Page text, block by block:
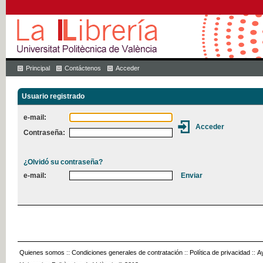
Principal Contáctenos Acceder
Usuario registrado
e-mail:
Contraseña:
¿Olvidó su contraseña?
e-mail:
Quienes somos :: Condiciones generales de contratación :: Política de privacidad ::